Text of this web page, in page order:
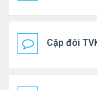
Cặp đôi